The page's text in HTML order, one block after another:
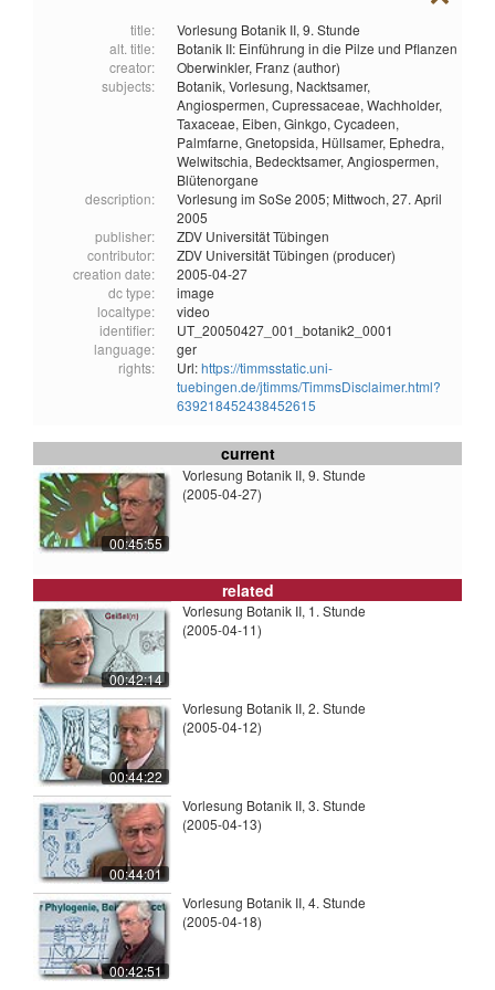
title:
Vorlesung Botanik II, 9. Stunde
alt. title:
Botanik II: Einführung in die Pilze und Pflanzen
creator:
Oberwinkler, Franz (author)
subjects:
Botanik, Vorlesung, Nacktsamer,
Angiospermen, Cupressaceae, Wachholder,
Taxaceae, Eiben, Ginkgo, Cycadeen,
Palmfarne, Gnetopsida, Hüllsamer, Ephedra,
Welwitschia, Bedecktsamer, Angiospermen,
Blütenorgane
description:
Vorlesung im SoSe 2005; Mittwoch, 27. April
2005
publisher:
ZDV Universität Tübingen
contributor:
ZDV Universität Tübingen (producer)
creation date:
2005-04-27
dc type:
image
localtype:
video
identifier:
UT_20050427_001_botanik2_0001
language:
ger
rights:
Url:https://timmsstatic.uni-
tuebingen.de/jtimms/TimmsDisclaimer.html?
639218452438452615
current
00:45:55
Vorlesung Botanik II, 9. Stunde
(2005-04-27)
related
00:42:14
Vorlesung Botanik II, 1. Stunde
(2005-04-11)
00:44:22
Vorlesung Botanik II, 2. Stunde
(2005-04-12)
00:44:01
Vorlesung Botanik II, 3. Stunde
(2005-04-13)
00:42:51
Vorlesung Botanik II, 4. Stunde
(2005-04-18)